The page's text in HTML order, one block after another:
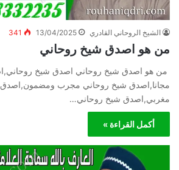
الشيخ الروحاني القادري 13/04/2025
341
من هو اصدق شيخ روحاني
من هو اصدق شيخ روحاني اصدق شيخ
مجانا,اصدق شيخ روحاني مجرب
مغربي,اصدق شيخ روحاني…
أكمل القراءة »